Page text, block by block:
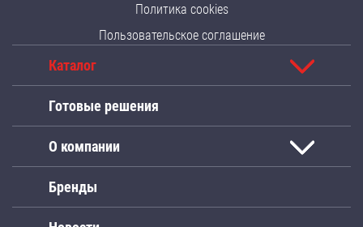
Политика cookies
Пользовательское соглашение
Каталог
Готовые решения
О компании
Бренды